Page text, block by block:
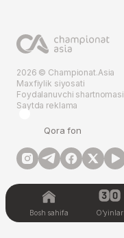
2026 © Championat.Asia
Maxfiylik siyosati
Foydalanuvchi shartnomasi
Saytda reklama
Qora fon
Bosh sahifa O'yinlar